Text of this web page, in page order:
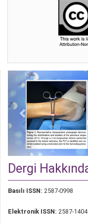
Dergi
Basılı ISSN: 2587-0998
Elektronik ISSN: 2587-1404